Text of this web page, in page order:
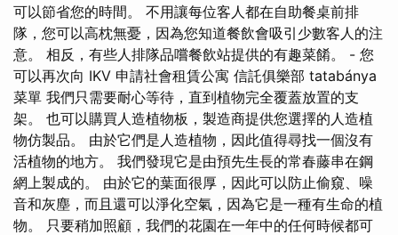
可以節省您的時間。 不用讓每位客人都在自助餐桌前排
隊，您可以高枕無憂，因為您知道餐飲會吸引少數客人的注
意。 相反，有些人排隊品嚐餐飲站提供的有趣菜餚。 - 您
可以再次向 IKV 申請社會租賃公寓 信託俱樂部 tatabánya
菜單 我們只需要耐心等待，直到植物完全覆蓋放置的支
架。 也可以購買人造植物板，製造商提供您選擇的人造植
物仿製品。 由於它們是人造植物，因此值得尋找一個沒有
活植物的地方。 我們發現它是由預先生長的常春藤串在鋼
網上製成的。 由於它的葉面很厚，因此可以防止偷窺、噪
音和灰塵，而且還可以淨化空氣，因為它是一種有生命的植
物。 只要稍加照顧，我們的花園在一年中的任何時候都可